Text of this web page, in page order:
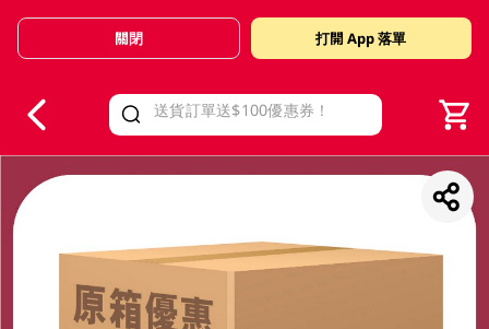
Valid Until 30 June 2026
關閉 打開 App 落單